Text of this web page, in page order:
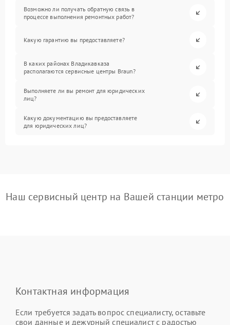
Возможно ли получать обратную связь в
процессе выполнения ремонтных работ?
Какую гарантию вы предоставляете?
В каких районах Владикавказа
располагаются сервисные центры Braun?
Выполняете ли вы ремонт для юридических
лиц?
Какую документацию вы предоставляете
для юридических лиц?
Наш сервисный центр на Вашей станции метро
Контактная информация
Если требуется задать вопрос специалисту, оставьте
свои данные и дежурный специалист с радостью